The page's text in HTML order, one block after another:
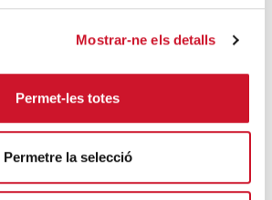
Mostrar-ne els detalls
Permet-les totes
Permetre la selecció
viven en exclusión social
de Barcelona
“¿Quién es Quién?, en el